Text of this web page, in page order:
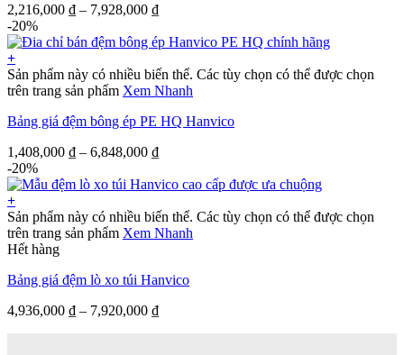
2,216,000 ₫ – 7,928,000 ₫
-20%
+
Sản phẩm này có nhiều biến thể. Các tùy chọn có thể được chọn
trên trang sản phẩm Xem Nhanh
Bảng giá đệm bông ép PE HQ Hanvico
1,408,000 ₫ – 6,848,000 ₫
-20%
+
Sản phẩm này có nhiều biến thể. Các tùy chọn có thể được chọn
trên trang sản phẩm Xem Nhanh
Hết hàng
Bảng giá đệm lò xo túi Hanvico
4,936,000 ₫ – 7,920,000 ₫